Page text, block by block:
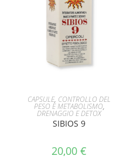
AGGIUNGI AL CARRELLO
CAPSULE, CONTROLLO DEL
PESO E METABOLISMO,
DRENAGGIO E DETOX
SIBIOS 9
20,00€